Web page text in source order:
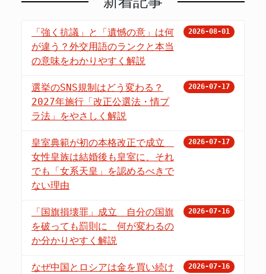
「強く抗議」と「遺憾の意」は何
が違う？外交用語のランクと本当
の意味をわかりやすく解説
2026-08-01
選挙のSNS規制はどう変わる？
2027年施行「改正公選法・情プ
ラ法」をやさしく解説
2026-07-17
皇室典範が初の本格改正で成立
女性皇族は結婚後も皇室に、それ
でも「女系天皇」を認めるべきで
ない理由
2026-07-17
「国旗損壊罪」成立 自分の国旗
を破っても罰則に 何が変わるの
か分かりやすく解説
2026-07-16
なぜ中国とロシアは金を買い続け
2026-07-16